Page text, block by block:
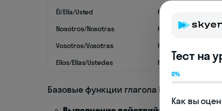
Él/Ella/Usted
hace
Nosotros/Nosotras
hacemos
Vosotros/Vosotras
hacéis
Ellos/Ellas/Ustedes
hacen
Базовые функции глагола hacer можно
Тест на
0%
Как вы